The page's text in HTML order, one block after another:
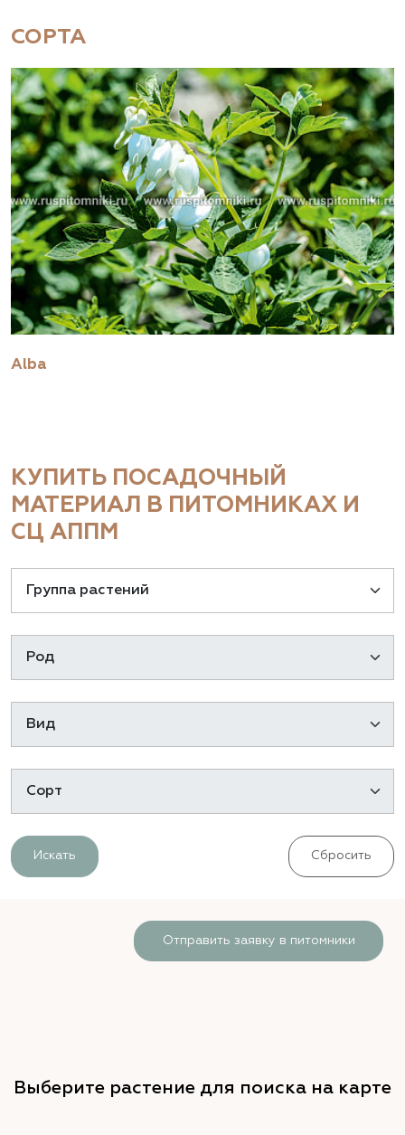
СОРТА
Alba
КУПИТЬ ПОСАДОЧНЫЙ
МАТЕРИАЛ В ПИТОМНИКАХ И
СЦ АППМ
Искать Сбросить
Отправить заявку в питомники
Выберите растение для поиска на карте